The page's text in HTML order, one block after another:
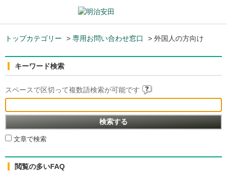
トップカテゴリー > 専用お問い合わせ窓口 > 外国人の方向け
キーワード検索
スペースで区切って複数語検索が可能です
文章で検索
閲覧の多いFAQ